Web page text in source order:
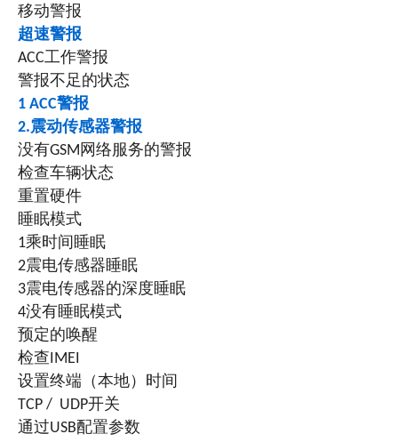
移动警报
超速警报
ACC工作警报
警报不足的状态
1 ACC警报
2.震动传感器警报
没有GSM网络服务的警报
检查车辆状态
重置硬件
睡眠模式
1乘时间睡眠
2震电传感器睡眠
3震电传感器的深度睡眠
4没有睡眠模式
预定的唤醒
检查IMEI
设置终端（本地）时间
TCP / UDP开关
通过USB配置参数